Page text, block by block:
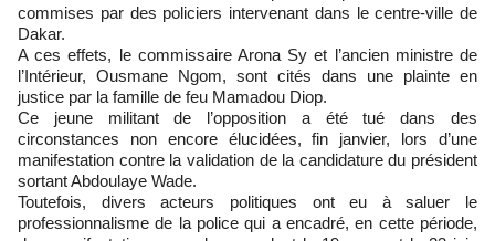
commises par des policiers intervenant dans le centre-ville de
Dakar.
A ces effets, le commissaire Arona Sy et l’ancien ministre de
l’Intérieur, Ousmane Ngom, sont cités dans une plainte en
justice par la famille de feu Mamadou Diop.
Ce jeune militant de l’opposition a été tué dans des
circonstances non encore élucidées, fin janvier, lors d’une
manifestation contre la validation de la candidature du président
sortant Abdoulaye Wade.
Toutefois, divers acteurs politiques ont eu à saluer le
professionnalisme de la police qui a encadré, en cette période,